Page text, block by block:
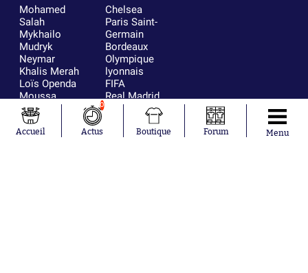
Mohamed
Salah
Mykhailo
Mudryk
Neymar
Khalis Merah
Loïs Openda
Moussa
Niakhaté
Nicolás
Tagliafico
Chelsea
Paris Saint-
Germain
Bordeaux
Olympique
lyonnais
FIFA
Real Madrid
RC Strasbourg
Accueil
0
Actus Boutique Forum Menu